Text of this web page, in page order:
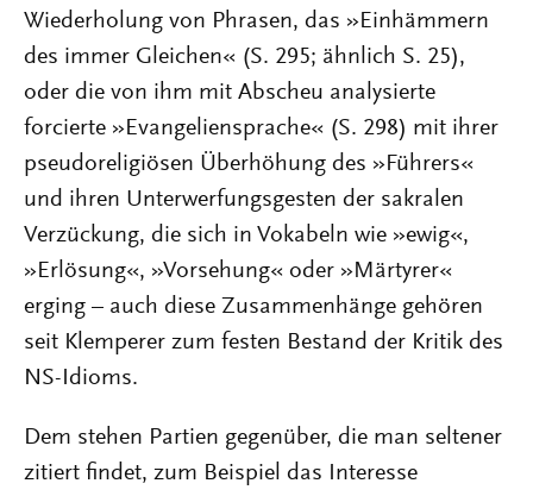
Wiederholung von Phrasen, das »Einhämmern
des immer Gleichen« (S. 295; ähnlich S. 25),
oder die von ihm mit Abscheu analysierte
forcierte »Evangeliensprache« (S. 298) mit ihrer
pseudoreligiösen Überhöhung des »Führers«
und ihren Unterwerfungsgesten der sakralen
Verzückung, die sich in Vokabeln wie »ewig«,
»Erlösung«, »Vorsehung« oder »Märtyrer«
erging – auch diese Zusammenhänge gehören
seit Klemperer zum festen Bestand der Kritik des
NS-Idioms.
Dem stehen Partien gegenüber, die man seltener
zitiert findet, zum Beispiel das Interesse